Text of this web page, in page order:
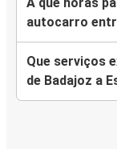
autocarro
Que serviços
de Badajoz a